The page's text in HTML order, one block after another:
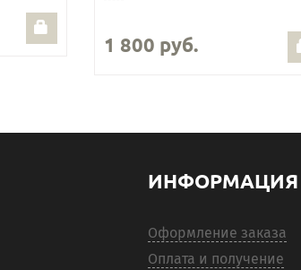
1 800 руб.
ИНФОРМАЦИЯ
Оформление заказа
Оплата и получение